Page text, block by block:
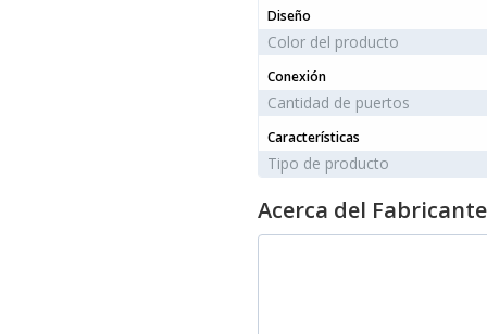
Diseño
Color del producto
Conexión
Cantidad de puertos
Características
Tipo de producto
Acerca del Fabricante